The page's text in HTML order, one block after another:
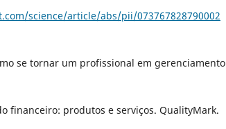
science/article/abs/pii/073767828790002
se tornar um profissional em gerenciamento
financeiro: produtos e serviços. QualityMark.